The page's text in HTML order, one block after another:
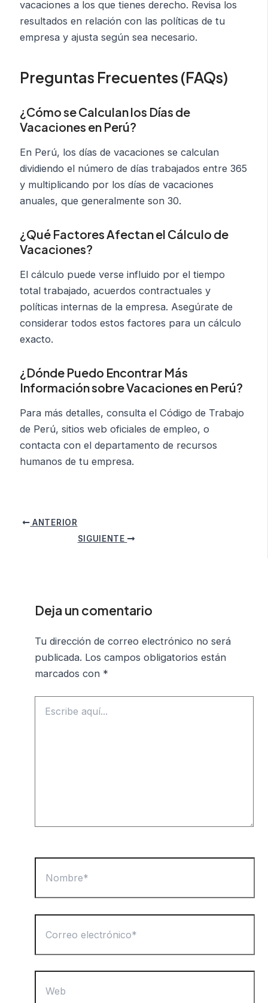
vacaciones a los que tienes derecho. Revisa los
resultados en relación con las políticas de tu
empresa y ajusta según sea necesario.
Preguntas Frecuentes (FAQs)
¿Cómo se Calculan los Días de
Vacaciones en Perú?
En Perú, los días de vacaciones se calculan
dividiendo el número de días trabajados entre 365
y multiplicando por los días de vacaciones
anuales, que generalmente son 30.
¿Qué Factores Afectan el Cálculo de
Vacaciones?
El cálculo puede verse influido por el tiempo
total trabajado, acuerdos contractuales y
políticas internas de la empresa. Asegúrate de
considerar todos estos factores para un cálculo
exacto.
¿Dónde Puedo Encontrar Más
Información sobre Vacaciones en Perú?
Para más detalles, consulta el Código de Trabajo
de Perú, sitios web oficiales de empleo, o
contacta con el departamento de recursos
humanos de tu empresa.
Navegación
ANTERIOR
SIGUIENTE
Deja un comentario
Tu dirección de correo electrónico no será
publicada. Los campos obligatorios están
marcados con *
aquí...
electrónico*